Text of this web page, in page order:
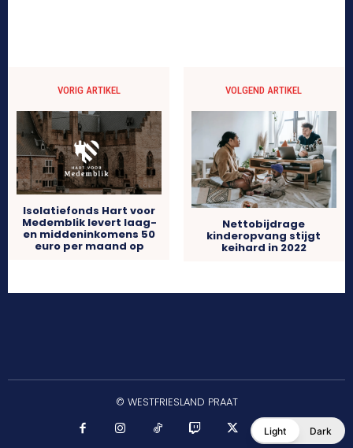
VORIG ARTIKEL
Isolatiefonds Hart voor
Medemblik levert laag-
en middeninkomens 50
euro per maand op
VOLGEND ARTIKEL
Nettobijdrage
kinderopvang stijgt
keihard in 2022
© WESTFRIESLAND PRAAT
Light Dark